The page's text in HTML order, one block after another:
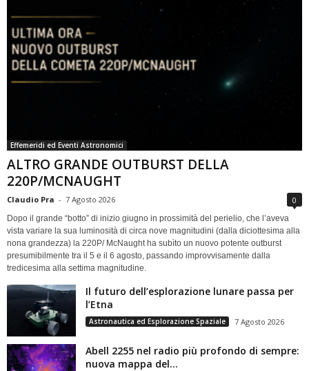
Effemeridi ed Eventi Astronomici
ALTRO GRANDE OUTBURST DELLA
220P/MCNAUGHT
Claudio Pra - 7 Agosto 2026 0
Dopo il grande “botto” di inizio giugno in prossimità del perielio, che l’aveva
vista variare la sua luminosità di circa nove magnitudini (dalla diciottesima alla
nona grandezza) la 220P/ McNaught ha subìto un nuovo potente outburst
presumibilmente tra il 5 e il 6 agosto, passando improvvisamente dalla
tredicesima alla settima magnitudine.
Il futuro dell’esplorazione lunare passa per
l’Etna
Astronautica ed Esplorazione Spaziale 7 Agosto 2026
Abell 2255 nel radio più profondo di sempre:
nuova mappa del...